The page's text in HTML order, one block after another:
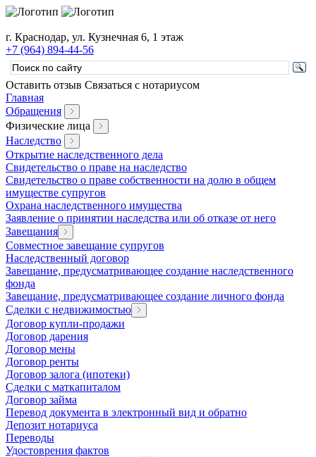
г. Краснодар, ул. Кузнечная 6, 1 этаж
+7 (964) 894-44-56
Оставить отзыв Связаться с нотариусом
Главная
Обращения
Физические лица
Наследство
Открытие наследственного дела
Свидетельство о праве на наследство
Свидетельство о праве собственности на долю в общем
имуществе супругов
Охрана наследственного имущества
Заявление о принятии наследства или об отказе от него
Завещания
Совместное завещание супругов
Наследственный договор
Завещание, предусматривающее создание наследственного
фонда
Завещание, предусматривающее создание личного фонда
Сделки с недвижимостью
Договор купли-продажи
Договор дарения
Договор мены
Договор ренты
Договор залога (ипотеки)
Сделки с маткапиталом
Договор займа
Перевод документа в электронный вид и обратно
Депозит нотариуса
Переводы
Удостоврения фактов